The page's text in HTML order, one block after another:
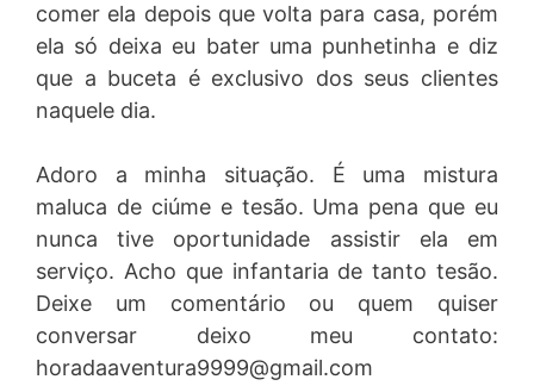
comer ela depois que volta para casa, porém
ela só deixa eu bater uma punhetinha e diz
que a buceta é exclusivo dos seus clientes
naquele dia.
Adoro a minha situação. É uma mistura
maluca de ciúme e tesão. Uma pena que eu
nunca tive oportunidade assistir ela em
serviço. Acho que infantaria de tanto tesão.
Deixe um comentário ou quem quiser
conversar deixo meu contato:
horadaaventura9999@gmail.com